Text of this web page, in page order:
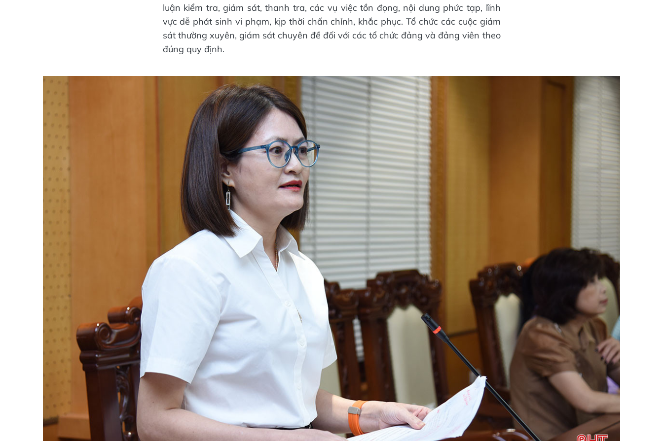
luận kiểm tra, giám sát, thanh tra, các vụ việc tồn đọng, nội dung phức tạp, lĩnh
vực dễ phát sinh vi phạm, kịp thời chấn chỉnh, khắc phục. Tổ chức các cuộc giám
sát thường xuyên, giám sát chuyên đề đối với các tổ chức đảng và đảng viên theo
đúng quy định.